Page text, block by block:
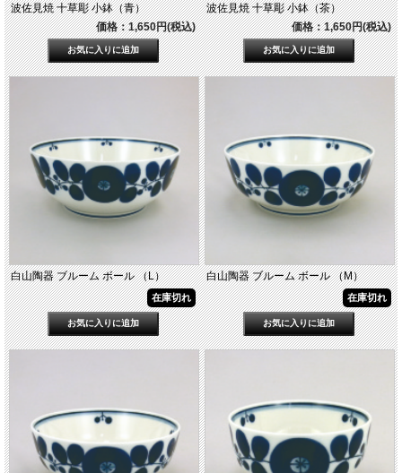
波佐見焼 十草彫 小鉢（青）
価格：1,650円(税込)
波佐見焼 十草彫 小鉢（茶）
価格：1,650円(税込)
白山陶器 ブルーム ボール （L）
在庫切れ
白山陶器 ブルーム ボール （M）
在庫切れ